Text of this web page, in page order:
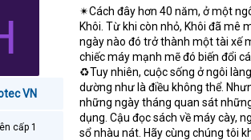
VN
cấp 1
✴Cách đây hơn 40 năm, ở một
Khôi. Từ khi còn nhỏ, Khôi đã
ngày nào đó trở thành một tài xế
chiếc máy mạnh mẽ đó biến đổi
♻Tuy nhiên, cuộc sống ở ngôi
dường như là điều không thể.
những ngày tháng quan sát
dụng. Cậu đọc sách về máy cày,
sổ nhàu nát. Hãy cùng chúng tôi